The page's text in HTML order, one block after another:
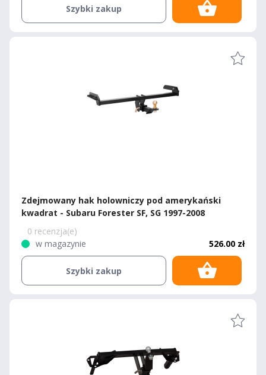
Szybki zakup
Zdejmowany hak holowniczy pod amerykański
kwadrat - Subaru Forester SF, SG 1997-2008
0 recenzja(e)
w magazynie
526.00 zł
Szybki zakup